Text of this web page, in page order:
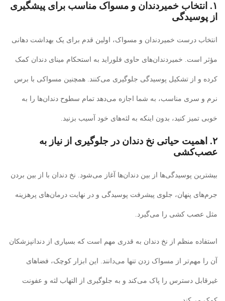
۱. انتخاب خمیردندان و مسواک مناسب برای پیشگیری
از پوسیدگی
انتخاب درست خمیردندان و مسواک، اولین قدم برای یک بهداشت دهانی
مؤثر است. خمیردندان‌های حاوی فلوراید به استحکام مینای دندان کمک
کرده و از تشکیل پوسیدگی جلوگیری می‌کنند. همچنین مسواکی با برس
نرم و سری مناسب، به شما اجازه می‌دهد تمام سطوح دندان‌ها را به
خوبی تمیز کنید، بدون اینکه به لثه‌های خود آسیب بزنید.
۲. اهمیت حیاتی نخ دندان در جلوگیری از نیاز به
عصب‌کشی
بیشترین پوسیدگی‌ها از بین دندان‌ها آغاز می‌شود. نخ دندان با از بین بردن
جرم‌های پنهان، جلوی پیشرفت پوسیدگی و در نهایت درمان‌های پرهزینه
مثل عصب کشی را می‌گیرد.
استفاده منظم از نخ دندان به قدری مهم است که بسیاری از دندانپزشکان
آن را مهم‌تر از مسواک زدن تنها می‌دانند. این ابزار کوچک، فضاهای
غیرقابل دسترس را پاک می‌کند و به جلوگیری از التهاب لثه و عفونت